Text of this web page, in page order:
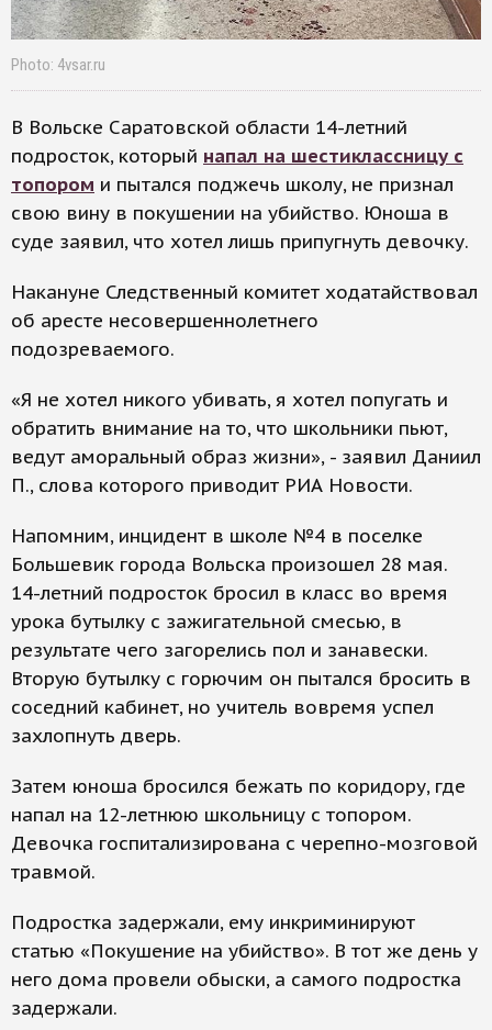
Photo: 4vsar.ru
В Вольске Саратовской области 14-летний
подросток, который напал на шестиклассницу с
топором и пытался поджечь школу, не признал
свою вину в покушении на убийство. Юноша в
суде заявил, что хотел лишь припугнуть девочку.
Накануне Следственный комитет ходатайствовал
об аресте несовершеннолетнего
подозреваемого.
«Я не хотел никого убивать, я хотел попугать и
обратить внимание на то, что школьники пьют,
ведут аморальный образ жизни», - заявил Даниил
П., слова которого приводит РИА Новости.
Напомним, инцидент в школе №4 в поселке
Большевик города Вольска произошел 28 мая.
14-летний подросток бросил в класс во время
урока бутылку с зажигательной смесью, в
результате чего загорелись пол и занавески.
Вторую бутылку с горючим он пытался бросить в
соседний кабинет, но учитель вовремя успел
захлопнуть дверь.
Затем юноша бросился бежать по коридору, где
напал на 12-летнюю школьницу с топором.
Девочка госпитализирована с черепно-мозговой
травмой.
Подростка задержали, ему инкриминируют
статью «Покушение на убийство». В тот же день у
него дома провели обыски, а самого подростка
задержали.